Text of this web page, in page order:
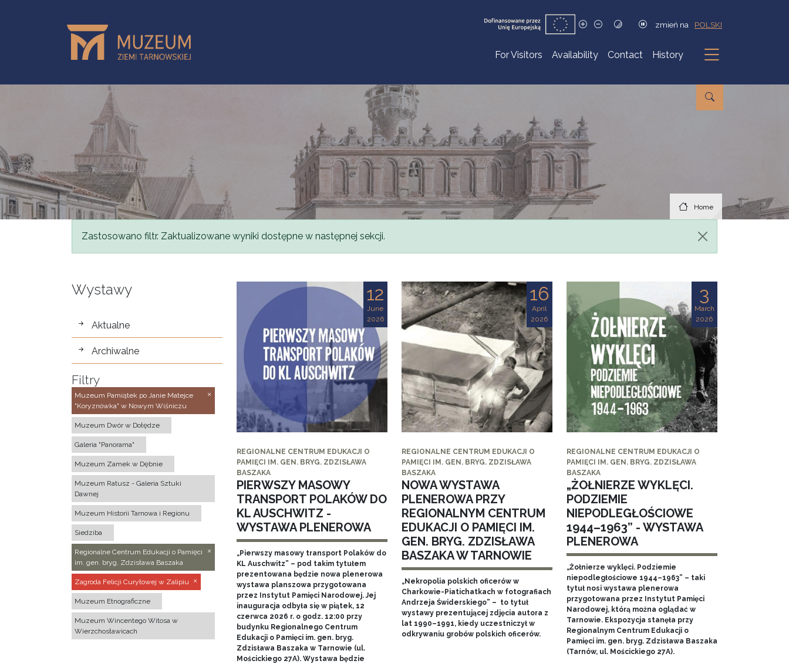
zmień na POLSKI
For Visitors Availability Contact History
Submenu
Home
Status message
Zastosowano filtr. Zaktualizowane wyniki dostępne w następnej sekcji.
Wystawy
wystawy
Aktualne
Archiwalne
Filtry
Muzeum Pamiątek po Janie Matejce
"Koryznówka" w Nowym Wiśniczu
Muzeum Dwór w Dołędze
Galeria "Panorama"
Muzeum Zamek w Dębnie
Muzeum Ratusz - Galeria Sztuki
Dawnej
Muzeum Historii Tarnowa i Regionu
Siedziba
Regionalne Centrum Edukacji o Pamięci
im. gen. bryg. Zdzisława Baszaka
Zagroda Felicji Curyłowej w Zalipiu
Muzeum Etnograficzne
Muzeum Wincentego Witosa w
Wierzchosławicach
12
June
2026
REGIONALNE CENTRUM EDUKACJI O
PAMIĘCI IM. GEN. BRYG. ZDZISŁAWA
BASZAKA
PIERWSZY MASOWY
TRANSPORT POLAKÓW DO
KL AUSCHWITZ -
WYSTAWA PLENEROWA
„Pierwszy masowy transport Polaków do
KL Auschwitz” – pod takim tytułem
prezentowana będzie nowa plenerowa
wystawa planszowa przygotowana
przez Instytut Pamięci Narodowej. Jej
inauguracja odbyła się w piątek, 12
czerwca 2026 r. o godz. 12:00 przy
budynku Regionalnego Centrum
Edukacji o Pamięci im. gen. bryg.
Zdzisława Baszaka w Tarnowie (ul.
Mościckiego 27A). Wystawa będzie
16
April
2026
REGIONALNE CENTRUM EDUKACJI O
PAMIĘCI IM. GEN. BRYG. ZDZISŁAWA
BASZAKA
NOWA WYSTAWA
PLENEROWA PRZY
REGIONALNYM CENTRUM
EDUKACJI O PAMIĘCI IM.
GEN. BRYG. ZDZISŁAWA
BASZAKA W TARNOWIE
„Nekropolia polskich oficerów w
Charkowie-Piatichatkach w fotografiach
Andrzeja Świderskiego” – to tytuł
wystawy prezentującej zdjęcia autora z
lat 1990–1991, kiedy uczestniczył w
odkrywaniu grobów polskich oficerów.
3
March
2026
REGIONALNE CENTRUM EDUKACJI O
PAMIĘCI IM. GEN. BRYG. ZDZISŁAWA
BASZAKA
„ŻOŁNIERZE WYKLĘCI.
PODZIEMIE
NIEPODLEGŁOŚCIOWE
1944–1963” - WYSTAWA
PLENEROWA
„Żołnierze wyklęci. Podziemie
niepodległościowe 1944–1963” – taki
tytuł nosi wystawa plenerowa
przygotowana przez Instytut Pamięci
Narodowej, którą można oglądać w
Tarnowie. Ekspozycja stanęła przy
Regionalnym Centrum Edukacji o
Pamięci im. gen. bryg. Zdzisława Baszaka
(Tarnów, ul. Mościckiego 27A).